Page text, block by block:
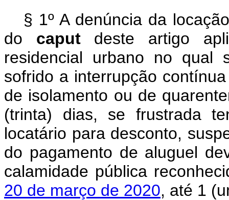
§ 1º A denúncia da
do caput deste artigo
residencial urbano no qual
sofrido a interrupção
de isolamento ou de
(trinta) dias, se frustrada
locatário para desconto,
do pagamento de aluguel
calamidade pública
20 de março de 2020, até 1